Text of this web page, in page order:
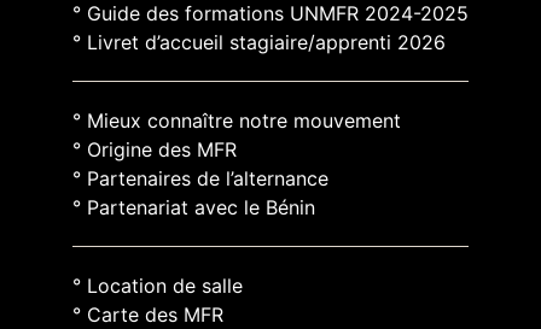
° Guide des formations UNMFR 2024-2025
° Livret d’accueil stagiaire/apprenti 2026
° Mieux connaître notre mouvement
° Origine des MFR
° Partenaires de l’alternance
° Partenariat avec le Bénin
° Location de salle
° Carte des MFR